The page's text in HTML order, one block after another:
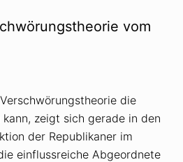
vom
die
zeigt sich gerade in den
der Republikaner im
einflussreiche Abgeordnete